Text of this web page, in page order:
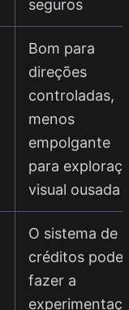
seguros
Bom para
direções
controladas,
menos
empolgante
para
visual ousada
O sistema de
créditos pode
fazer a